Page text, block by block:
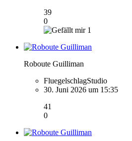
39
0
1
Roboute Guilliman
FluegelschlagStudio
30. Juni 2026 um 15:35
41
0